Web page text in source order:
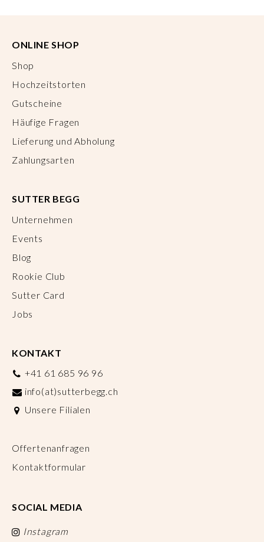
ONLINE SHOP
Shop
Hochzeitstorten
Gutscheine
Häufige Fragen
Lieferung und Abholung
Zahlungsarten
SUTTER BEGG
Unternehmen
Events
Blog
Rookie Club
Sutter Card
Jobs
KONTAKT
+41 61 685 96 96
info(at)sutterbegg.ch
Unsere Filialen
Offertenanfragen
Kontaktformular
SOCIAL MEDIA
Instagram